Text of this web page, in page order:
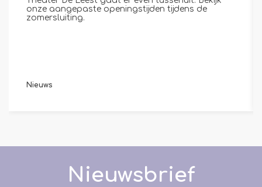
onze aangepaste openingstijden tijdens de
zomersluiting.
Nieuws
Nieuwsbrief